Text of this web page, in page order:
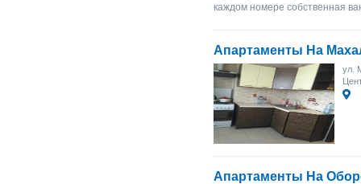
каждом номере собственная
Апартаменты На
ул.
Апартаменты На